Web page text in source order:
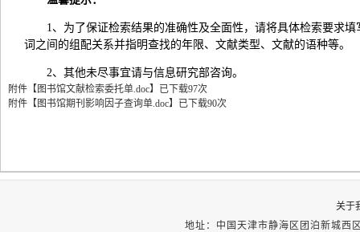
1、为了保证检索结果的准确性及全面性，请将具体检索要求
词之间的组配关系并指明查找的年限、文献类型、文献的语种等。
2、其他未尽事宜请与信息研究部咨询。
附件【 图书馆文献检索委托单.doc】 已下载97次
附件【 图书馆期刊影响因子查询单.doc】 已下载90次
关于
地址： 中国天津市静海区团泊新城西